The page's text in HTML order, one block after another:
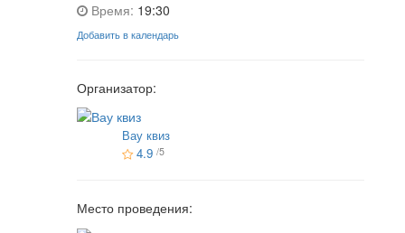
Время: 19:30
Добавить в календарь
Организатор:
Вау квиз
4.9 /5
Место проведения: